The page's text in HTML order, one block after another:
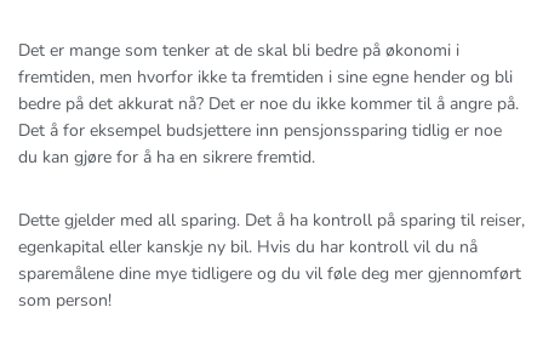
Det er mange som tenker at de skal bli bedre på økonomi i
fremtiden, men hvorfor ikke ta fremtiden i sine egne hender og bli
bedre på det akkurat nå? Det er noe du ikke kommer til å angre på.
Det å for eksempel budsjettere inn pensjonssparing tidlig er noe
du kan gjøre for å ha en sikrere fremtid.
Dette gjelder med all sparing. Det å ha kontroll på sparing til reiser,
egenkapital eller kanskje ny bil. Hvis du har kontroll vil du nå
sparemålene dine mye tidligere og du vil føle deg mer gjennomført
som person!